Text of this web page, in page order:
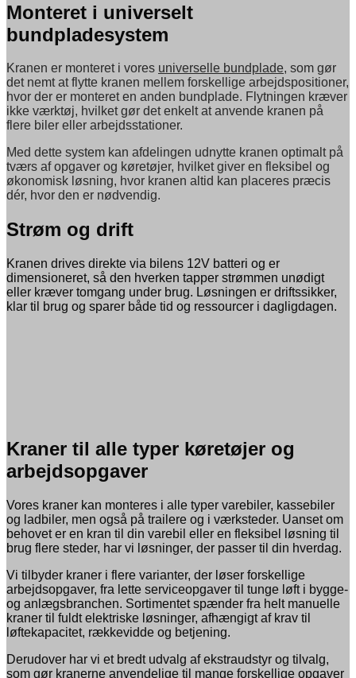
Monteret i universelt
bundpladesystem
Kranen er monteret i vores universelle bundplade, som gør
det nemt at flytte kranen mellem forskellige arbejdspositioner,
hvor der er monteret en anden bundplade. Flytningen kræver
ikke værktøj, hvilket gør det enkelt at anvende kranen på
flere biler eller arbejdsstationer.
Med dette system kan afdelingen udnytte kranen optimalt på
tværs af opgaver og køretøjer, hvilket giver en fleksibel og
økonomisk løsning, hvor kranen altid kan placeres præcis
dér, hvor den er nødvendig.
Strøm og drift
Kranen drives direkte via bilens 12V batteri og er
dimensioneret, så den hverken tapper strømmen unødigt
eller kræver tomgang under brug. Løsningen er driftssikker,
klar til brug og sparer både tid og ressourcer i dagligdagen.
Kraner til alle typer køretøjer og
arbejdsopgaver
Vores kraner kan monteres i alle typer varebiler, kassebiler
og ladbiler, men også på trailere og i værksteder. Uanset om
behovet er en kran til din varebil eller en fleksibel løsning til
brug flere steder, har vi løsninger, der passer til din hverdag.
Vi tilbyder kraner i flere varianter, der løser forskellige
arbejdsopgaver, fra lette serviceopgaver til tunge løft i bygge-
og anlægsbranchen. Sortimentet spænder fra helt manuelle
kraner til fuldt elektriske løsninger, afhængigt af krav til
løftekapacitet, rækkevidde og betjening.
Derudover har vi et bredt udvalg af ekstraudstyr og tilvalg,
som gør kranerne anvendelige til mange forskellige opgaver